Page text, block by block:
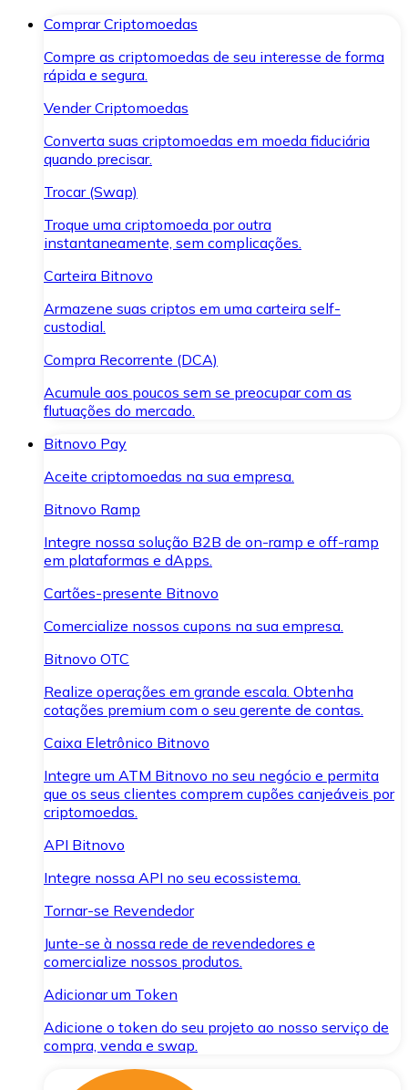
Comprar Criptomoedas
Compre as criptomoedas de seu interesse de forma
rápida e segura.
Vender Criptomoedas
Converta suas criptomoedas em moeda fiduciária
quando precisar.
Trocar (Swap)
Troque uma criptomoeda por outra
instantaneamente, sem complicações.
Carteira Bitnovo
Armazene suas criptos em uma carteira self-
custodial.
Compra Recorrente (DCA)
Acumule aos poucos sem se preocupar com as
flutuações do mercado.
Bitnovo Pay
Aceite criptomoedas na sua empresa.
Bitnovo Ramp
Integre nossa solução B2B de on-ramp e off-ramp
em plataformas e dApps.
Cartões-presente Bitnovo
Comercialize nossos cupons na sua empresa.
Bitnovo OTC
Realize operações em grande escala. Obtenha
cotações premium com o seu gerente de contas.
Caixa Eletrônico Bitnovo
Integre um ATM Bitnovo no seu negócio e permita
que os seus clientes comprem cupões canjeáveis por
criptomoedas.
API Bitnovo
Integre nossa API no seu ecossistema.
Tornar-se Revendedor
Junte-se à nossa rede de revendedores e
comercialize nossos produtos.
Adicionar um Token
Adicione o token do seu projeto ao nosso serviço de
compra, venda e swap.